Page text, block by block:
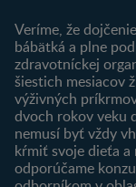
Produkty
Nájsť produkt
Veríme, že
bábätká a plne
zdravotníckej
šiestich mesiacov
výživných
dvoch rokov veku
nemusí byť vždy
kŕmiť svoje dieťa a
odporúčame